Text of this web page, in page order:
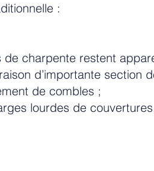
:
charpente restent
d’importante section
de combles ;
lourdes de